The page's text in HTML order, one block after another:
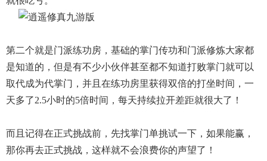
第二个就是门派练功房，基础的掌门传功和门派修炼大家都
是知道的，但是有不少小伙伴甚至都不知道打败掌门就可以
取代成为代掌门，并且在练功房里获得双倍的打坐时间，一
天多了2.5小时的5倍时间，每天持续拉开差距就很大了！
而且记得在正式挑战前，先找掌门单挑试一下，如果能赢，
那你再去正式挑战，这样就不会浪费你的声望了！